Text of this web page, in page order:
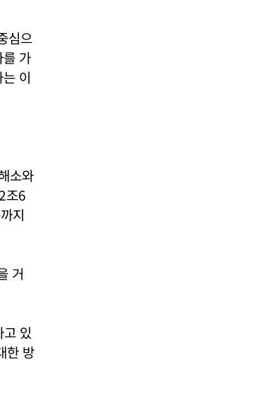
심으
가
이
소와
조6
지
거
있
한 방